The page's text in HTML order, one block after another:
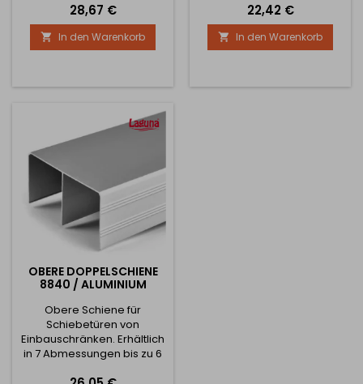
komplette
Schienenabmessungen
Preis
28,67 €
 In den Warenkorb
komplette
Schienenabmessungen
Preis
22,42 €
 In den Warenkorb
OBERE DOPPELSCHIENE
8840 / ALUMINIUM
Obere Schiene für
Schiebetüren von
Einbauschränken. Erhältlich
in 7 Abmessungen bis zu 6